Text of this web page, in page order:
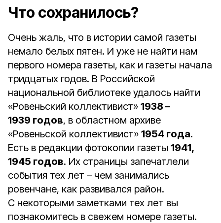
Что сохранилось?
Очень жаль, что в истории самой газеты
немало белых пятен. И уже не найти нам
первого номера газеты, как и газеты начала
тридцатых годов. В Российской
национальной библиотеке удалось найти
«Ровеньский коллективист» 1938 –
1939 годов, в областном архиве
«Ровеньской коллективист» 1954 года.
Есть в редакции фотокопии газеты 1941,
1945 годов. Их страницы запечатлели
события тех лет – чем занимались
ровенчане, как развивался район.
С некоторыми заметками тех лет вы
познакомитесь в свежем номере газеты.